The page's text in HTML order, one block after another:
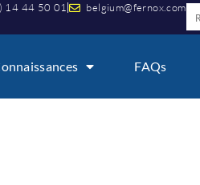
14 44 50 01 belgium@fernox.com
FAQs